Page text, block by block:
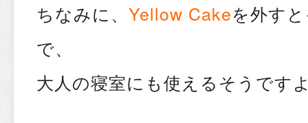
ちなみに、 Yellow Cakeを外す
で、
大人の寝室にも使えるそうです